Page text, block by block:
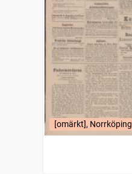
[omärkt], Norrköping